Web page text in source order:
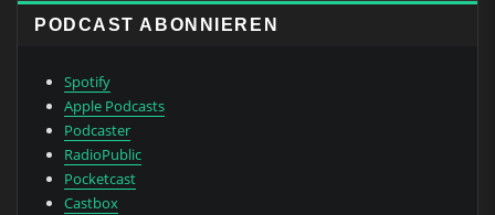
PODCAST ABONNIEREN
Spotify
Apple Podcasts
Podcaster
RadioPublic
Pocketcast
Castbox